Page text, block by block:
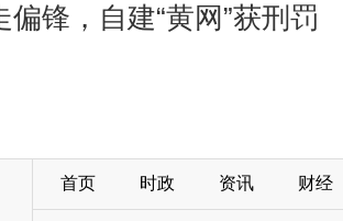
偏锋，自建“黄网”获刑罚
首页 时政 资讯 财经